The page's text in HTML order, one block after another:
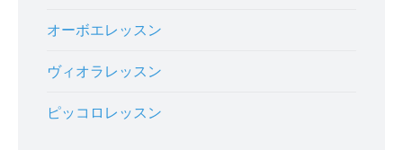
オーボエレッスン
ヴィオラレッスン
ピッコロレッスン